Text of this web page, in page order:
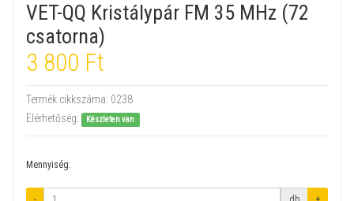
VET-QQ Kristálypár FM 35 MHz (72
csatorna)
3 800 Ft
Termék cikkszáma: 0238
Elérhetőség:
Készleten van
Mennyiség: